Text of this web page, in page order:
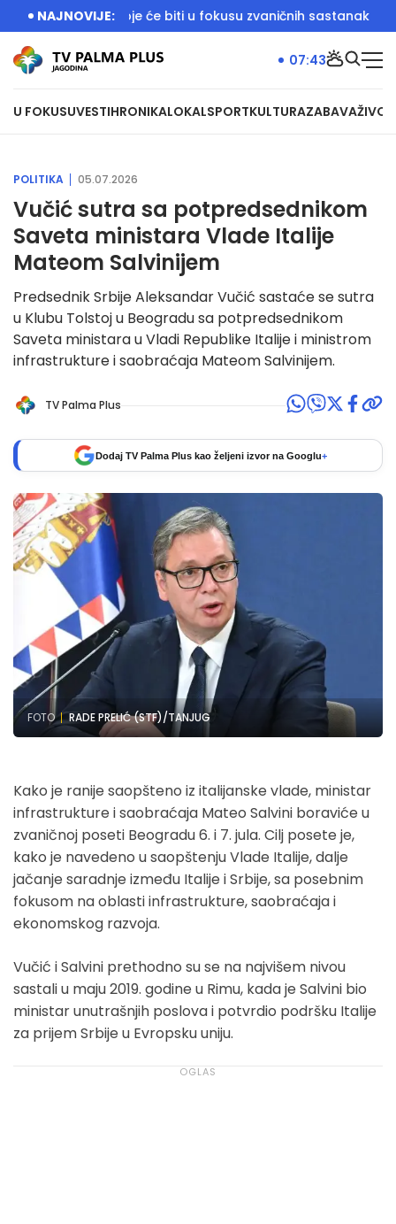
NAJNOVIJE:
o temama koje će biti u fokusu zvaničnih sastanaka
U FOKUSUVESTIHRONIKALOKALSPORTKULTURAZABAVAŽIVOT
07:43
POLITIKA 05.07.2026
Vučić sutra sa potpredsednikom
Saveta ministara Vlade Italije
Mateom Salvinijem
Predsednik Srbije Aleksandar Vučić sastaće se sutra
u Klubu Tolstoj u Beogradu sa potpredsednikom
Saveta ministara u Vladi Republike Italije i ministrom
infrastrukture i saobraćaja Mateom Salvinijem.
TV Palma Plus
Dodaj TV Palma Plus kao željeni izvor na Googlu+
FOTO RADE PRELIĆ (STF)/TANJUG
Kako je ranije saopšteno iz italijanske vlade, ministar
infrastrukture i saobraćaja Mateo Salvini boraviće u
zvaničnoj poseti Beogradu 6. i 7. jula. Cilj posete je,
kako je navedeno u saopštenju Vlade Italije, dalje
jačanje saradnje između Italije i Srbije, sa posebnim
fokusom na oblasti infrastrukture, saobraćaja i
ekonomskog razvoja.
Vučić i Salvini prethodno su se na najvišem nivou
sastali u maju 2019. godine u Rimu, kada je Salvini bio
ministar unutrašnjih poslova i potvrdio podršku Italije
za prijem Srbije u Evropsku uniju.